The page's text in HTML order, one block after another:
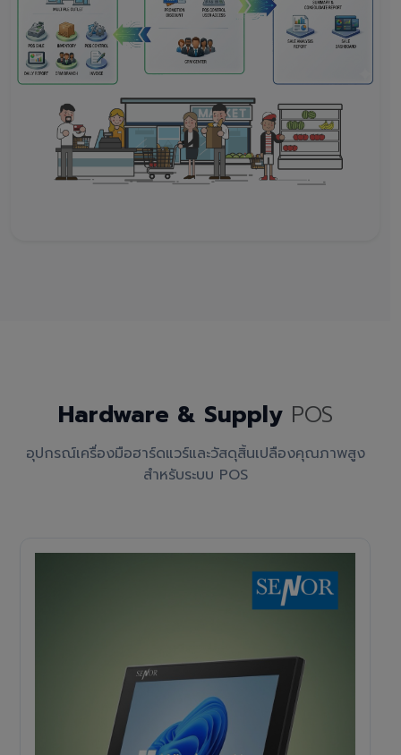
Hardware & Supply POS
อุปกรณ์เครื่องมือฮาร์ดแวร์และวัสดุสิ้นเปลืองคุณภาพสูง
สำหรับระบบ POS